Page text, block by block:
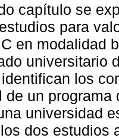
capítulo se
para
en modalidad
universitario
los
de un
universidad
dos estudios